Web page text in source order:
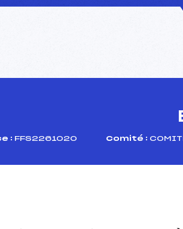
: FFS2261020 Comité :